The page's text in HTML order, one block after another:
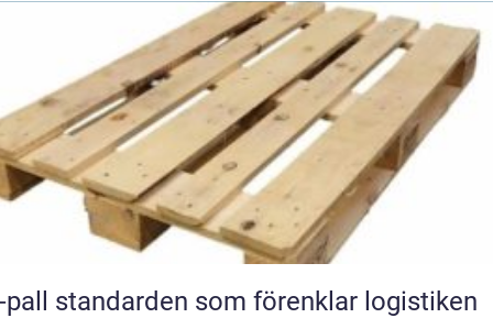
Eur-pall standarden som förenklar logistiken